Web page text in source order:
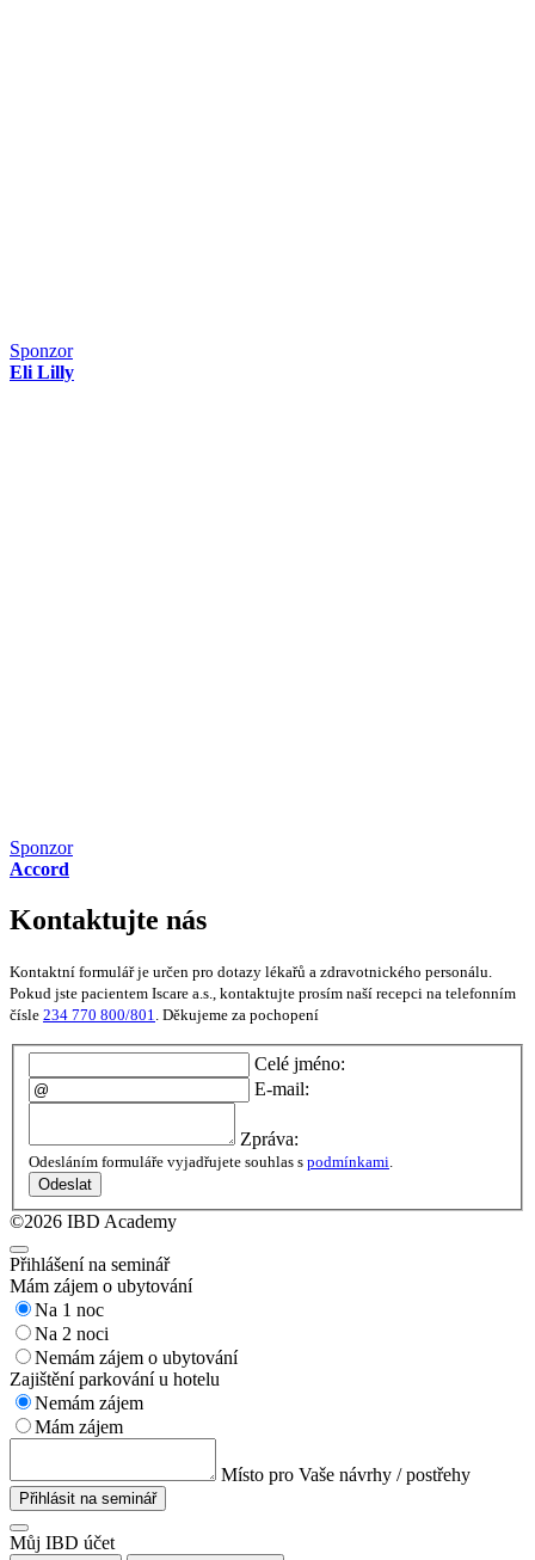
Sponzor
Eli Lilly
Sponzor
Accord
Kontaktujte nás
Kontaktní formulář je určen pro dotazy lékařů a zdravotnického personálu.
Pokud jste pacientem Iscare a.s., kontaktujte prosím naší recepci na telefonním
čísle 234 770 800/801 . Děkujeme za pochopení
Celé jméno:
E-mail:
Zpráva:
Odesláním formuláře vyjadřujete souhlas s podmínkami.
Odeslat
©2026 IBD Academy
Přihlášení na seminář
Mám zájem o ubytování
Na 1 noc
Na 2 noci
Nemám zájem o ubytování
Zajištění parkování u hotelu
Nemám zájem
Mám zájem
Místo pro Vaše návrhy / postřehy
Přihlásit na seminář
Můj IBD účet